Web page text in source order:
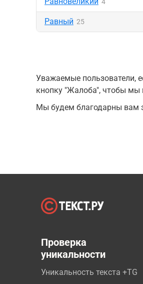
Равный 25
Уважаемые пользователи,
кнопку "Жалоба", чтобы мы
Мы будем благодарны вам
Проверка
уникальности
Уникальность текста +TG